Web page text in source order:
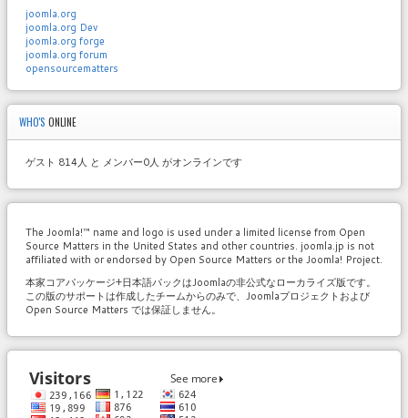
joomla.org
joomla.org Dev
joomla.org forge
joomla.org forum
opensourcematters
WHO'S ONLINE
ゲスト 814人 と メンバー0人 がオンラインです
The Joomla!™ name and logo is used under a limited license from Open
Source Matters in the United States and other countries. joomla.jp is not
affiliated with or endorsed by Open Source Matters or the Joomla! Project.
本家コアパッケージ+日本語パックはJoomlaの非公式なローカライズ版です。
この版のサポートは作成したチームからのみで、Joomlaプロジェクトおよび
Open Source Matters では保証しません。